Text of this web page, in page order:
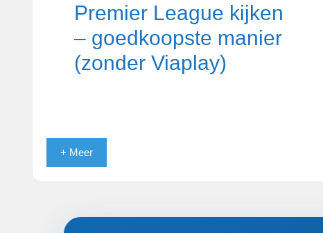
Premier League kijken
– goedkoopste manier
(zonder Viaplay)
+ Meer